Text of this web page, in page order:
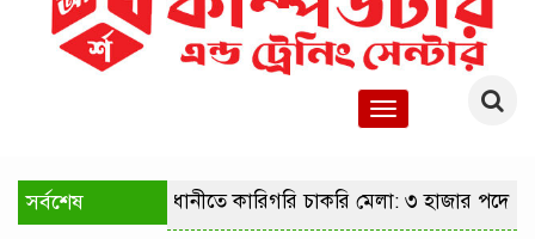
Toggle
সর্বশেষ রাজধানীতে কারিগরি চাকরি মেলা: ৩ হাজার পদে